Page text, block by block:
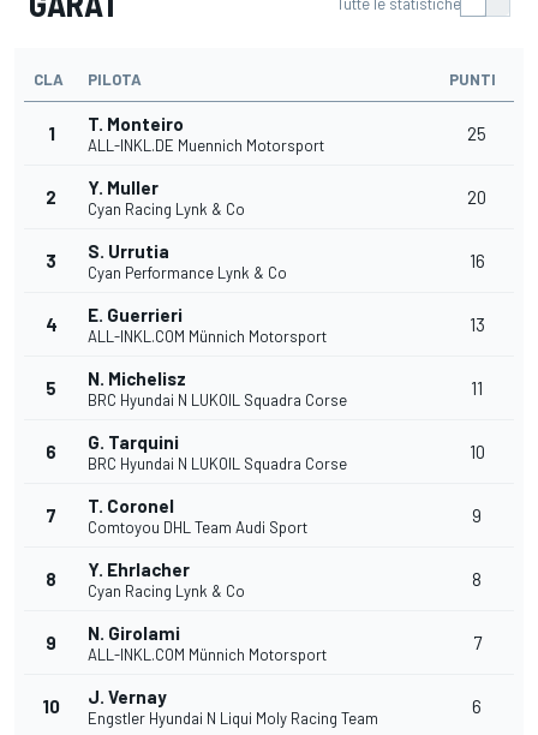
CLA PILOTA PUNTI
1 T. Monteiro
ALL-INKL.DE Muennich Motorsport
25
2 Y. Muller
Cyan Racing Lynk & Co
20
3 S. Urrutia
Cyan Performance Lynk & Co
16
4 E. Guerrieri
ALL-INKL.COM Münnich Motorsport
13
5 N. Michelisz
BRC Hyundai N LUKOIL Squadra Corse
11
6 G. Tarquini
BRC Hyundai N LUKOIL Squadra Corse
10
7 T. Coronel
Comtoyou DHL Team Audi Sport
9
8 Y. Ehrlacher
Cyan Racing Lynk & Co
8
9 N. Girolami
ALL-INKL.COM Münnich Motorsport
7
10 J. Vernay
Engstler Hyundai N Liqui Moly Racing Team
6